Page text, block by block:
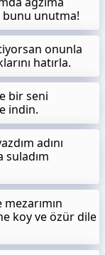
bunu unutma!
onunla
hatırla.
bir seni
indin.
adını
suladım
koy ve özür dile